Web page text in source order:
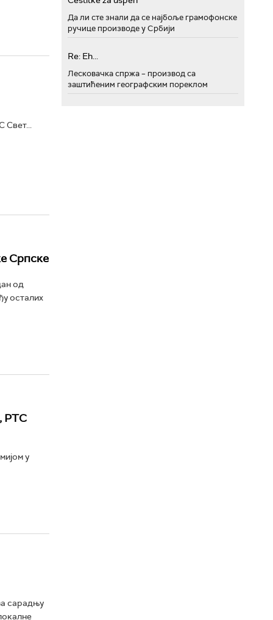
Свет...
Српске
од
осталих
РТС
у
сарадњу
Да ли сте знали да се најбоље грамофонске
ручице производе у Србији
Re: Eh...
Лесковачка спржа – производ са
заштићеним географским пореклом